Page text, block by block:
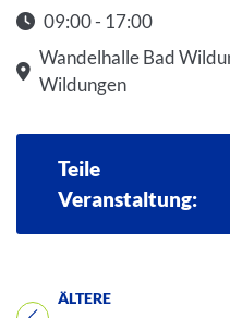
09:00 - 17:00
Startzeit: 09:00
Wandelhalle Bad
Wildungen
Teile
Veranstaltung:
ÄLTERE